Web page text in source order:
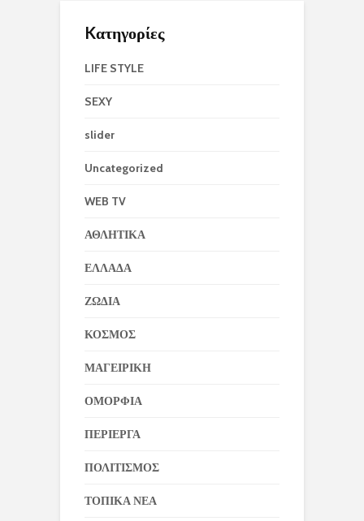
Kατηγορίες
LIFE STYLE
SEXY
slider
Uncategorized
WEB TV
ΑΘΛΗΤΙΚΑ
ΕΛΛΑΔΑ
ΖΩΔΙΑ
ΚΟΣΜΟΣ
ΜΑΓΕΙΡΙΚΗ
ΟΜΟΡΦΙΑ
ΠΕΡΙΕΡΓΑ
ΠΟΛΙΤΙΣΜΟΣ
ΤΟΠΙΚΑ ΝΕΑ